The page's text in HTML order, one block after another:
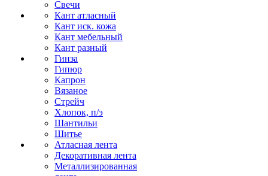
Свечи
Кант атласный
Кант иск. кожа
Кант мебельный
Кант разный
Гинза
Гипюр
Капрон
Вязаное
Стрейч
Хлопок, п/э
Шантильи
Шитье
Атласная лента
Декоративная лента
Металлизированная